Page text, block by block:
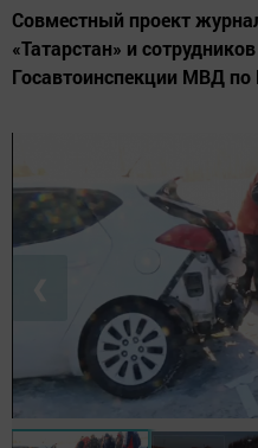
Совместный проект
«Татарстан» и
Госавтоинспекции МВД по